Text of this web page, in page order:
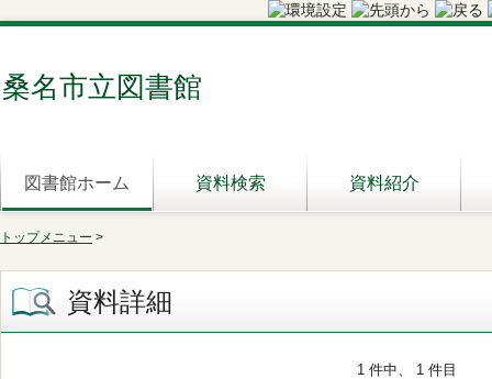
桑名市立図書館
図書館ホーム 資料検索 資料紹介
トップメニュー >
資料詳細
1 件中、 1 件目